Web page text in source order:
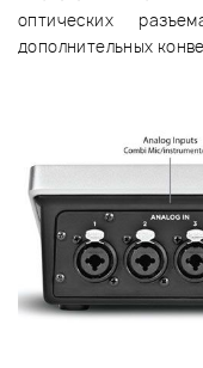
оптических
дополнительных